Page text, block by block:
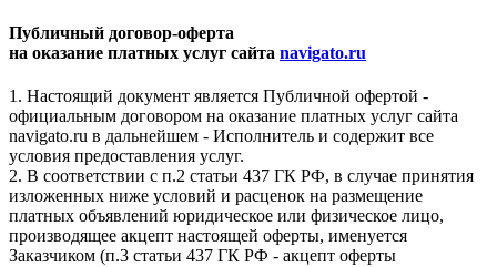
Публичный договор-оферта
на оказание платных услуг сайта navigato.ru
1. Настоящий документ является Публичной офертой -
официальным договором на оказание платных услуг сайта
navigato.ru в дальнейшем - Исполнитель и содержит все
условия предоставления услуг.
2. В соответствии с п.2 статьи 437 ГК РФ, в случае принятия
изложенных ниже условий и расценок на размещение
платных объявлений юридическое или физическое лицо,
производящее акцепт настоящей оферты, именуется
Заказчиком (п.3 статьи 437 ГК РФ - акцепт оферты